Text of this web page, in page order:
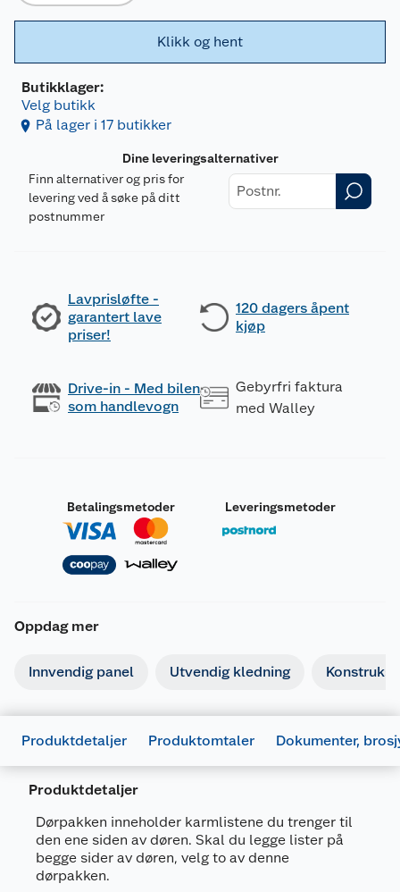
Klikk og hent
Butikklager:
Velg butikk
På lager i 17 butikker
Dine leveringsalternativer
Finn alternativer og pris for
levering ved å søke på ditt
postnummer
Lavprisløfte -
garantert lave
priser!
120 dagers åpent
kjøp
Drive-in - Med bilen
som handlevogn
Gebyrfri faktura
med Walley
Betalingsmetoder Leveringsmetoder
Oppdag mer
Innvendig panel Utvendig kledning
Produktdetaljer Produktomtaler Dokumenter,
Produktdetaljer
Dørpakken inneholder karmlistene du trenger til
den ene siden av døren. Skal du legge lister på
begge sider av døren, velg to av denne
dørpakken.
Generelt